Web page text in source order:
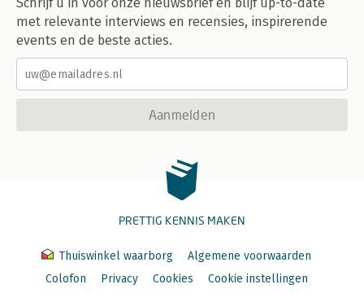
met relevante interviews en recensies, inspirerende
events en de beste acties.
Aanmelden
PRETTIG KENNIS MAKEN
Thuiswinkel waarborg
Algemene voorwaarden
Colofon
Privacy Cookies Cookie instellingen